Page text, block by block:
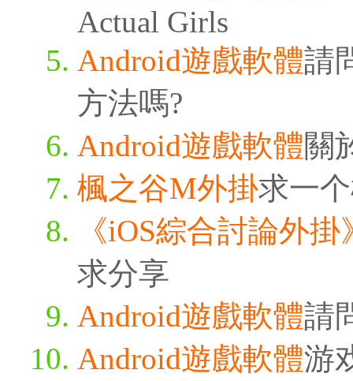
Actual Girls
Android遊戲軟體請
方法嗎?
Android遊戲軟體關
楓之谷M外掛求一
《iOS綜合討論外掛
求分享
Android遊戲軟體請
Android遊戲軟體游